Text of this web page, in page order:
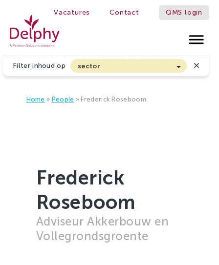
Vacatures Contact QMS login
Delphy
Filter inhoud op
sector
Biologische Land- en Tuinbouw
Glasgroenten
Glastuinbouw
Sierteelt
Zachtfruit
Home » People » Frederick Roseboom
Frederick
Roseboom
Adviseur Akkerbouw en
Vollegrondsgroente